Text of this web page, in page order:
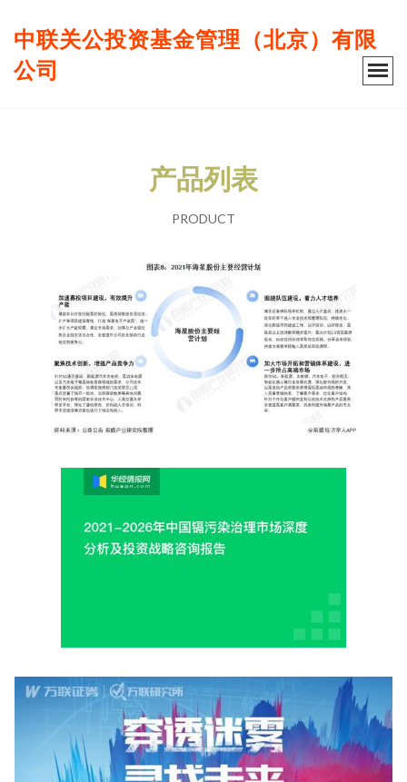
中联关公投资基金管理（北京）有限
公司
产品列表
PRODUCT